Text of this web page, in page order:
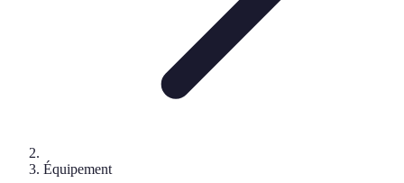
Équipement